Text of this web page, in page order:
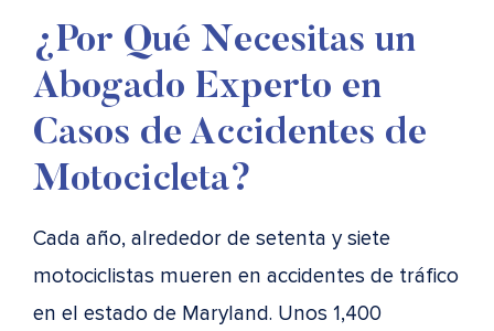
¿Por Qué Necesitas un
Abogado Experto en
Casos de Accidentes de
Motocicleta?
Cada año, alrededor de setenta y siete
motociclistas mueren en accidentes de tráfico
en el estado de Maryland. Unos 1,400